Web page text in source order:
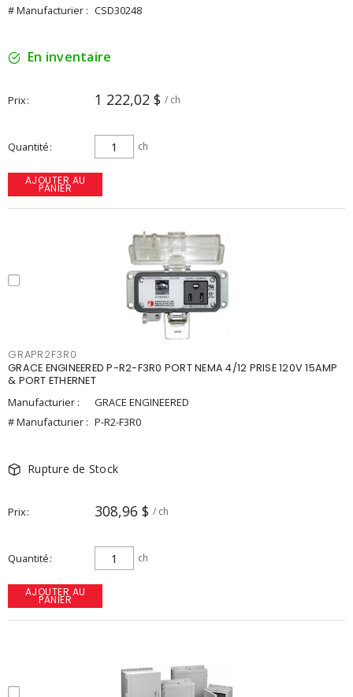
# Manufacturier : CSD30248
En inventaire
Prix 1 222,02 $ / ch
Quantité ch
AJOUTER AU
PANIER
GRAPR2F3R0
GRACE ENGINEERED P-R2-F3R0 PORT NEMA 4/12 PRISE 120V 15AMP
& PORT ETHERNET
Manufacturier :
GRACE ENGINEERED
# Manufacturier : P-R2-F3R0
Rupture de Stock
Prix 308,96 $ / ch
Quantité ch
AJOUTER AU
PANIER